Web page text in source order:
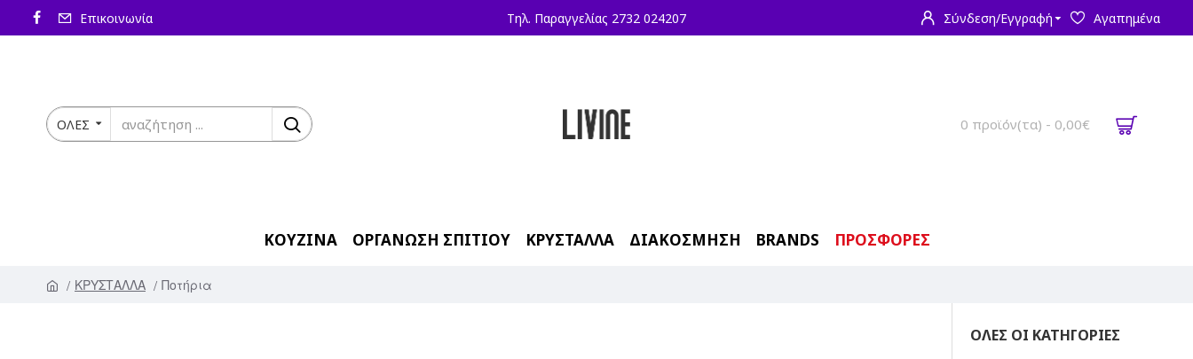
Επικοινωνία Τηλ. Παραγγελίας 2732 024207 Σύνδεση/Εγγραφή Αγαπημένα
ΟΛΕΣ 0 προϊόν(τα) - 0,00€
ΚΟΥΖΙΝΑ ΟΡΓΑΝΩΣΗ ΣΠΙΤΙΟΥ ΚΡΥΣΤΑΛΛΑ ΔΙΑΚΟΣΜΗΣΗ BRANDS ΠΡΟΣΦΟΡΕΣ
ΚΡΥΣΤΑΛΛΑ Ποτήρια
ΟΛΕΣ ΟΙ ΚΑΤΗΓΟΡΙΕΣ